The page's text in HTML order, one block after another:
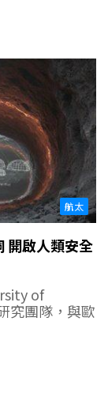
航太
開啟人類安全
of
究團隊，與歐